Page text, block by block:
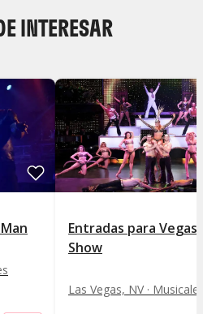
INTERESAR
Entradas para
Show
Las Vegas, NV ·